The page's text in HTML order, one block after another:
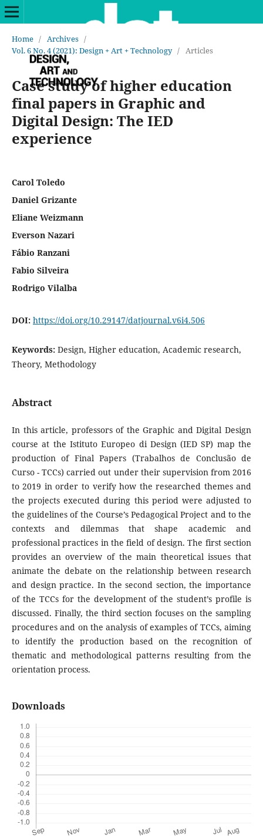
Home / Archives /
Vol. 6 No. 4 (2021): Design + Art + Technology / Articles
Case study of higher education
final papers in Graphic and
Digital Design: The IED
experience
Carol Toledo
Daniel Grizante
Eliane Weizmann
Everson Nazari
Fábio Ranzani
Fabio Silveira
Rodrigo Vilalba
DOI: https://doi.org/10.29147/datjournal.v6i4.506
Keywords: Design, Higher education, Academic research,
Theory, Methodology
Abstract
In this article, professors of the Graphic and Digital Design
course at the Istituto Europeo di Design (IED SP) map the
production of Final Papers (Trabalhos de Conclusão de
Curso - TCCs) carried out under their supervision from 2016
to 2019 in order to verify how the researched themes and
the projects executed during this period were adjusted to
the guidelines of the Course’s Pedagogical Project and to the
contexts and dilemmas that shape academic and
professional practices in the field of design. The first section
provides an overview of the main theoretical issues that
animate the debate on the relationship between research
and design practice. In the second section, the importance
of the TCCs for the development of the student’s profile is
discussed. Finally, the third section focuses on the sampling
procedures and on the analysis of examples of TCCs, aiming
to identify the production based on the recognition of
thematic and methodological patterns resulting from the
orientation process.
Downloads